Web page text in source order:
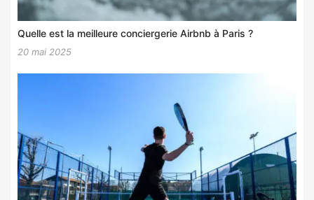
Quelle est la meilleure conciergerie Airbnb à Paris ?
20 mai 2025